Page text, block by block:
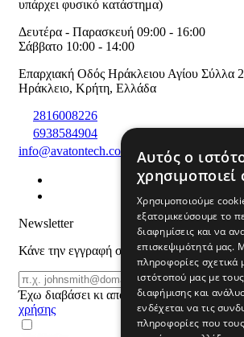
υπάρχει φυσικό κατάστημα)
Δευτέρα - Παρασκευή 09:00 - 16:00
Σάββατο 10:00 - 14:00
Επαρχιακή Οδός Ηράκλειου Αγίου Σύλλα
Ηράκλειο, Κρήτη, Ελλάδα
2816008226
6938584904
info@avatontech.com
Newsletter
Κάνε την εγγραφή σου και μάθε για
Email
ΕΓΓΡΑΦΗ
Έχω διαβάσει κι αποδέχομαι τουςόρους
χρήσης
Αυτός ο
χρησιμοποιεί
Χρησιμοποιούμε
εξατομικεύσουμε το
διαφημίσεις και να
επισκεψιμότητά μας.
πληροφορίες σχετικά
ιστότοπού μας με
διαφήμισης και
ενδέχεται να τις
πληροφορίες που